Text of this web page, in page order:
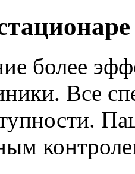
более
Все